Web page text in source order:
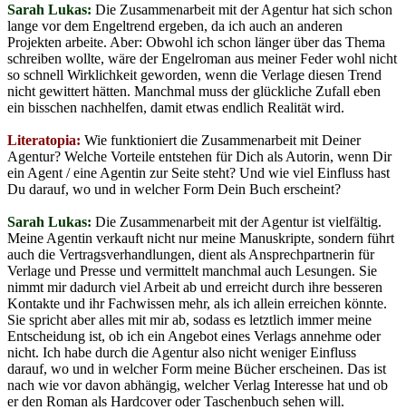
Sarah Lukas: Die Zusammenarbeit mit der Agentur hat sich schon
lange vor dem Engeltrend ergeben, da ich auch an anderen
Projekten arbeite. Aber: Obwohl ich schon länger über das Thema
schreiben wollte, wäre der Engelroman aus meiner Feder wohl nicht
so schnell Wirklichkeit geworden, wenn die Verlage diesen Trend
nicht gewittert hätten. Manchmal muss der glückliche Zufall eben
ein bisschen nachhelfen, damit etwas endlich Realität wird.
Literatopia: Wie funktioniert die Zusammenarbeit mit Deiner
Agentur? Welche Vorteile entstehen für Dich als Autorin, wenn Dir
ein Agent / eine Agentin zur Seite steht? Und wie viel Einfluss hast
Du darauf, wo und in welcher Form Dein Buch erscheint?
Sarah Lukas: Die Zusammenarbeit mit der Agentur ist vielfältig.
Meine Agentin verkauft nicht nur meine Manuskripte, sondern führt
auch die Vertragsverhandlungen, dient als Ansprechpartnerin für
Verlage und Presse und vermittelt manchmal auch Lesungen. Sie
nimmt mir dadurch viel Arbeit ab und erreicht durch ihre besseren
Kontakte und ihr Fachwissen mehr, als ich allein erreichen könnte.
Sie spricht aber alles mit mir ab, sodass es letztlich immer meine
Entscheidung ist, ob ich ein Angebot eines Verlags annehme oder
nicht. Ich habe durch die Agentur also nicht weniger Einfluss
darauf, wo und in welcher Form meine Bücher erscheinen. Das ist
nach wie vor davon abhängig, welcher Verlag Interesse hat und ob
er den Roman als Hardcover oder Taschenbuch sehen will.